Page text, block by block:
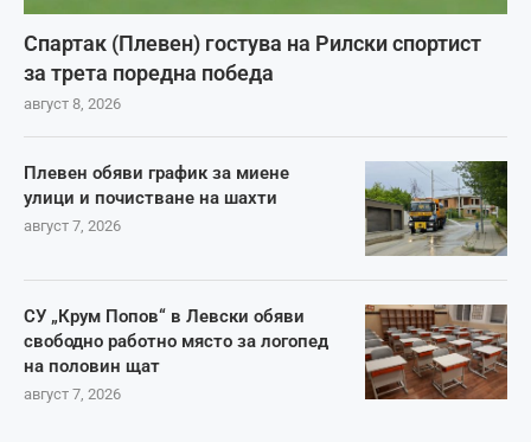
Спартак (Плевен) гостува на Рилски спортист
за трета поредна победа
август 8, 2026
Плевен обяви график за миене
улици и почистване на шахти
август 7, 2026
СУ „Крум Попов“ в Левски обяви
свободно работно място за логопед
на половин щат
август 7, 2026